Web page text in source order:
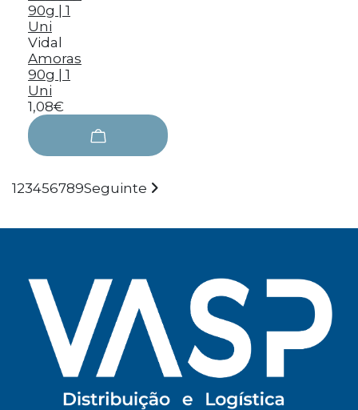
Vidal
Amoras
90g | 1
Uni
1,08€
123456789Seguinte